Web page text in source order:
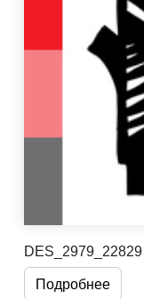
DES_2979_22829
Подробнее